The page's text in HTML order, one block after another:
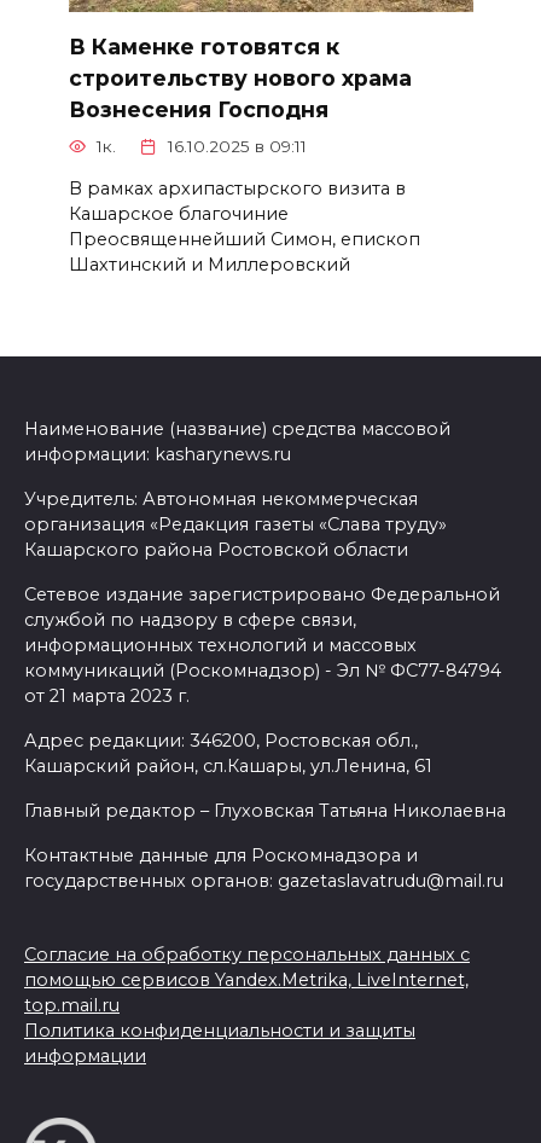
В Каменке готовятся к
строительству нового храма
Вознесения Господня
1к. 16.10.2025 в 09:11
В рамках архипастырского визита в
Кашарское благочиние
Преосвященнейший Симон, епископ
Шахтинский и Миллеровский
Наименование (название) средства массовой
информации: kasharynews.ru
Учредитель: Автономная некоммерческая
организация «Редакция газеты «Слава труду»
Кашарского района Ростовской области
Сетевое издание зарегистрировано Федеральной
службой по надзору в сфере связи,
информационных технологий и массовых
коммуникаций (Роскомнадзор) - Эл № ФС77-84794
от 21 марта 2023 г.
Адрес редакции: 346200, Ростовская обл.,
Кашарский район, сл.Кашары, ул.Ленина, 61
Главный редактор – Глуховская Татьяна Николаевна
Контактные данные для Роскомнадзора и
государственных органов: gazetaslavatrudu@mail.ru
Согласие на обработку персональных данных с
помощью сервисов Yandex.Metrika, LiveInternet,
top.mail.ru
Политика конфиденциальности и защиты
информации